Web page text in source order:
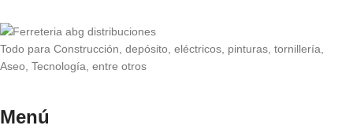
Todo para Construcción, depósito, eléctricos, pinturas, tornillería,
Aseo, Tecnología, entre otros
Menú